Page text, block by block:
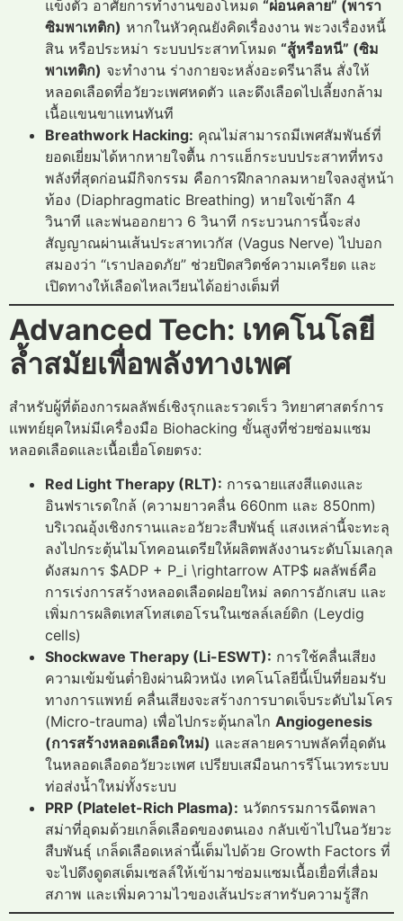
แข็งตัว อาศัยการทำงานของโหมด “ผ่อนคลาย” (พารา
ซิมพาเทติก) หากในหัวคุณยังคิดเรื่องงาน พะวงเรื่องหนี้
สิน หรือประหม่า ระบบประสาทโหมด “สู้หรือหนี” (ซิม
พาเทติก) จะทำงาน ร่างกายจะหลั่งอะดรีนาลีน สั่งให้
หลอดเลือดที่อวัยวะเพศหดตัว และดึงเลือดไปเลี้ยงกล้าม
เนื้อแขนขาแทนทันที
Breathwork Hacking: คุณไม่สามารถมีเพศสัมพันธ์ที่
ยอดเยี่ยมได้หากหายใจตื้น การแฮ็กระบบประสาทที่ทรง
พลังที่สุดก่อนมีกิจกรรม คือการฝึกลากลมหายใจลงสู่หน้า
ท้อง (Diaphragmatic Breathing) หายใจเข้าลึก 4
วินาที และพ่นออกยาว 6 วินาที กระบวนการนี้จะส่ง
สัญญาณผ่านเส้นประสาทเวกัส (Vagus Nerve) ไปบอก
สมองว่า “เราปลอดภัย” ช่วยปิดสวิตช์ความเครียด และ
เปิดทางให้เลือดไหลเวียนได้อย่างเต็มที่
Advanced Tech: เทคโนโลยี
ล้ำสมัยเพื่อพลังทางเพศ
สำหรับผู้ที่ต้องการผลลัพธ์เชิงรุกและรวดเร็ว วิทยาศาสตร์การ
แพทย์ยุคใหม่มีเครื่องมือ Biohacking ขั้นสูงที่ช่วยซ่อมแซม
หลอดเลือดและเนื้อเยื่อโดยตรง:
Red Light Therapy (RLT): การฉายแสงสีแดงและ
อินฟราเรดใกล้ (ความยาวคลื่น 660nm และ 850nm)
บริเวณอุ้งเชิงกรานและอวัยวะสืบพันธุ์ แสงเหล่านี้จะทะลุ
ลงไปกระตุ้นไมโทคอนเดรียให้ผลิตพลังงานระดับโมเลกุล
ดังสมการ $ADP + P_i \rightarrow ATP$ ผลลัพธ์คือ
การเร่งการสร้างหลอดเลือดฝอยใหม่ ลดการอักเสบ และ
เพิ่มการผลิตเทสโทสเตอโรนในเซลล์เลย์ดิก (Leydig
cells)
Shockwave Therapy (Li-ESWT): การใช้คลื่นเสียง
ความเข้มข้นต่ำยิงผ่านผิวหนัง เทคโนโลยีนี้เป็นที่ยอมรับ
ทางการแพทย์ คลื่นเสียงจะสร้างการบาดเจ็บระดับไมโคร
(Micro-trauma) เพื่อไปกระตุ้นกลไก Angiogenesis
(การสร้างหลอดเลือดใหม่) และสลายคราบพลัคที่อุดตัน
ในหลอดเลือดอวัยวะเพศ เปรียบเสมือนการรีโนเวทระบบ
ท่อส่งน้ำใหม่ทั้งระบบ
PRP (Platelet-Rich Plasma): นวัตกรรมการฉีดพลา
สม่าที่อุดมด้วยเกล็ดเลือดของตนเอง กลับเข้าไปในอวัยวะ
สืบพันธุ์ เกล็ดเลือดเหล่านี้เต็มไปด้วย Growth Factors ที่
จะไปดึงดูดสเต็มเซลล์ให้เข้ามาซ่อมแซมเนื้อเยื่อที่เสื่อม
สภาพ และเพิ่มความไวของเส้นประสาทรับความรู้สึก